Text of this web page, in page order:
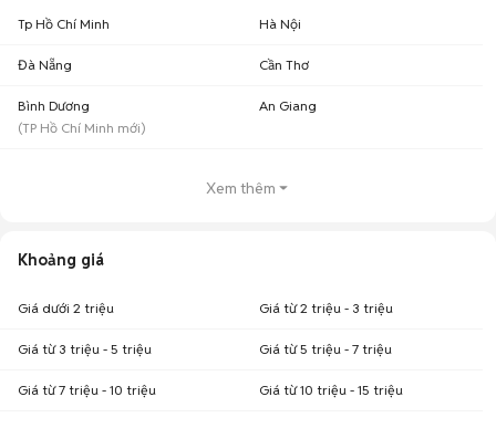
Tp Hồ Chí Minh Hà Nội
Đà Nẵng Cần Thơ
Bình Dương
(TP Hồ Chí Minh mới)
An Giang
Xem thêm
Khoảng giá
Giá dưới 2 triệu Giá từ 2 triệu - 3 triệu
Giá từ 3 triệu - 5 triệu Giá từ 5 triệu - 7 triệu
Giá từ 7 triệu - 10 triệu Giá từ 10 triệu - 15 triệu